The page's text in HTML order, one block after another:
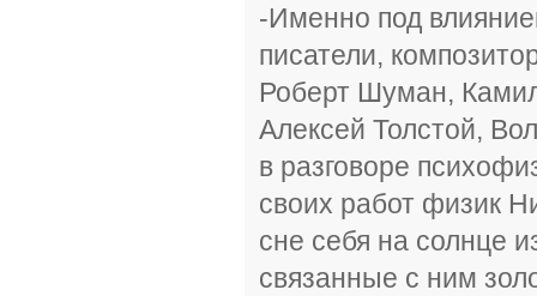
-Именно под
писатели,
Роберт Шуман,
Алексей Толстой,
в разговоре
своих работ физик
сне себя на солнце
связанные с ним